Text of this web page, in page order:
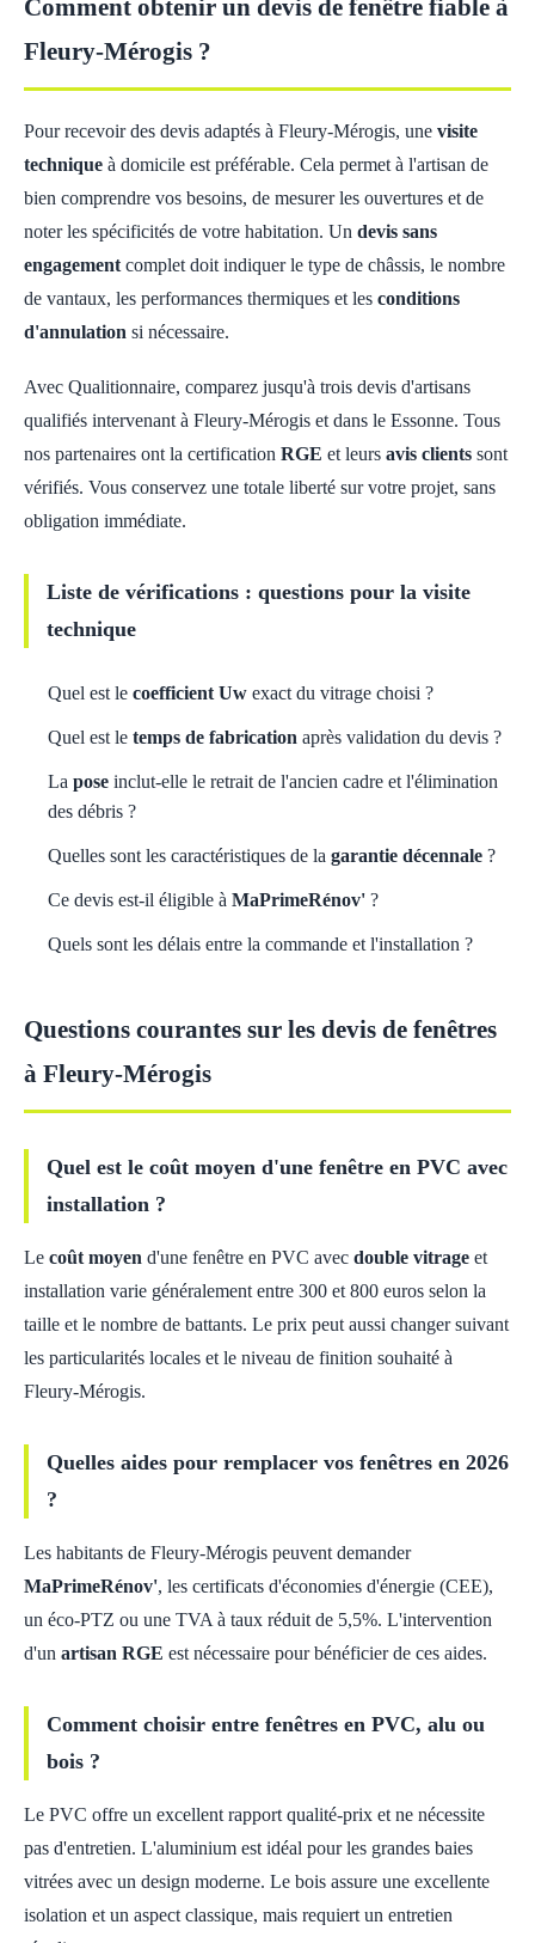
Comment obtenir un devis de fenêtre fiable à
Fleury-Mérogis ?
Pour recevoir des devis adaptés à Fleury-Mérogis, une visite
technique à domicile est préférable. Cela permet à l'artisan de
bien comprendre vos besoins, de mesurer les ouvertures et de
noter les spécificités de votre habitation. Un devis sans
engagement complet doit indiquer le type de châssis, le nombre
de vantaux, les performances thermiques et les conditions
d'annulation si nécessaire.
Avec Qualitionnaire, comparez jusqu'à trois devis d'artisans
qualifiés intervenant à Fleury-Mérogis et dans le Essonne. Tous
nos partenaires ont la certification RGE et leurs avis clients sont
vérifiés. Vous conservez une totale liberté sur votre projet, sans
obligation immédiate.
Liste de vérifications : questions pour la visite
technique
Quel est le coefficient Uw exact du vitrage choisi ?
Quel est le temps de fabrication après validation du devis ?
La pose inclut-elle le retrait de l'ancien cadre et l'élimination
des débris ?
Quelles sont les caractéristiques de la garantie décennale ?
Ce devis est-il éligible à MaPrimeRénov' ?
Quels sont les délais entre la commande et l'installation ?
Questions courantes sur les devis de fenêtres
à Fleury-Mérogis
Quel est le coût moyen d'une fenêtre en PVC avec
installation ?
Le coût moyen d'une fenêtre en PVC avec double vitrage et
installation varie généralement entre 300 et 800 euros selon la
taille et le nombre de battants. Le prix peut aussi changer suivant
les particularités locales et le niveau de finition souhaité à
Fleury-Mérogis.
Quelles aides pour remplacer vos fenêtres en 2026
?
Les habitants de Fleury-Mérogis peuvent demander
MaPrimeRénov', les certificats d'économies d'énergie (CEE),
un éco-PTZ ou une TVA à taux réduit de 5,5%. L'intervention
d'un artisan RGE est nécessaire pour bénéficier de ces aides.
Comment choisir entre fenêtres en PVC, alu ou
bois ?
Le PVC offre un excellent rapport qualité-prix et ne nécessite
pas d'entretien. L'aluminium est idéal pour les grandes baies
vitrées avec un design moderne. Le bois assure une excellente
isolation et un aspect classique, mais requiert un entretien